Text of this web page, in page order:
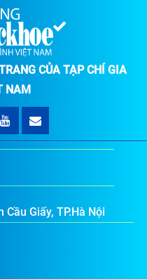
CỦA TẠP CHÍ GIA
NAM
Giấy, TP.Hà Nội